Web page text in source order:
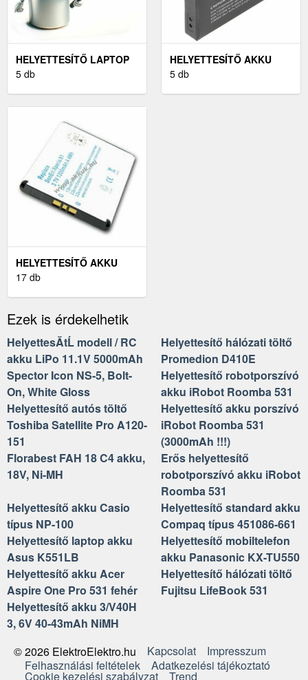
HELYETTESÍTŐ LAPTOP
AKKU HP ZBOOK 15U G4
5 db
HELYETTESÍTŐ AKKU
PANASONIC LUMIX DMC-
5 db
HELYETTESÍTŐ AKKU
SONY-ERICSSON XPERIA
17 db
Ezek is érdekelhetik
HelyettesĂ­tĹ modell / RC
akku LiPo 11.1V 5000mAh
Helyettesítő hálózati töltő
Promedion D410E
Spector Icon NS-5, Bolt-
On, White Gloss
Helyettesítő robotporszívó
akku iRobot Roomba 531
Helyettesítő autós töltő
Toshiba Satellite Pro A120-
151
Helyettesítő akku porszívó
iRobot Roomba 531
(3000mAh !!!)
Florabest FAH 18 C4 akku,
18V, Ni-MH
Erős helyettesítő
robotporszívó akku iRobot
Roomba 531
Helyettesítő akku Casio
típus NP-100
Helyettesítő standard akku
Compaq típus 451086-661
Helyettesítő laptop akku
Asus K551LB
Helyettesítő mobiltelefon
akku Panasonic KX-TU550
Helyettesítő akku Acer
Aspire One Pro 531 fehér
Helyettesítő hálózati töltő
Fujitsu LifeBook 531
Helyettesítő akku 3/V40H
3, 6V 40-43mAh NiMH
© 2026 ElektroElektro.hu
Kapcsolat
Impresszum
Felhasználási feltételek
Adatkezelési tájékoztató
Cookie kezelési szabályzat Trend